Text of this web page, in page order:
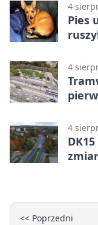
4
Pies
4
4
<< Poprzedni